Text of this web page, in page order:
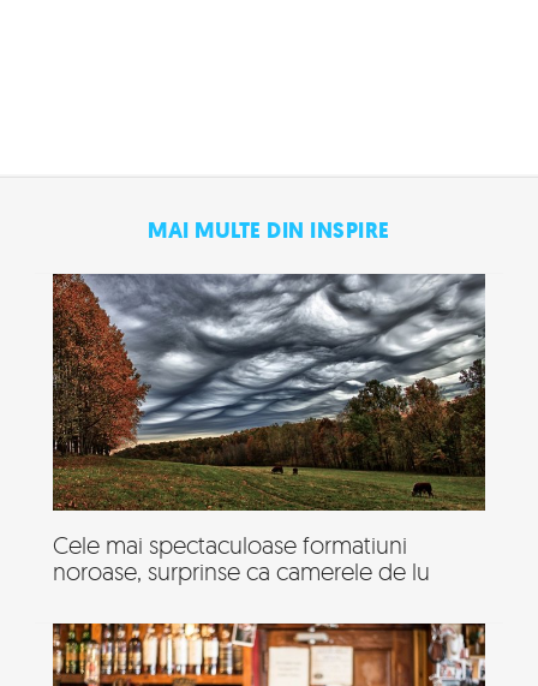
MAI MULTE DIN INSPIRE
Cele mai spectaculoase formatiuni
noroase, surprinse ca camerele de lu